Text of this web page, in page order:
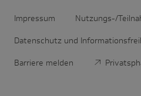
Impressum Nutzungs-/
Datenschutz und
Barriere melden